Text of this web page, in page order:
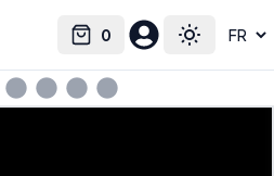
0
Cart Toggle
Select language